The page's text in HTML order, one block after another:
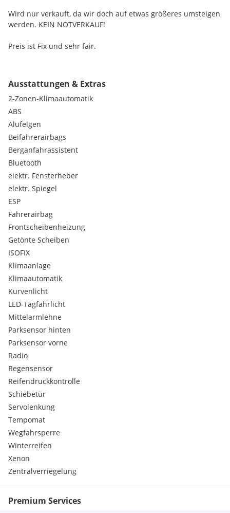
Wird nur verkauft, da wir doch auf etwas größeres umsteigen
werden. KEIN NOTVERKAUF!
Preis ist Fix und sehr fair.
einwandfrei.
2 Schlüssel vorhanden, Zahnriemen wurde bei 174.450 km
getauscht.
Es ist noch angemeldet und kann gerne in Feldkirchen bei
Graz besichtigt werden.
Bitte nur seriöse Angebote!
Privatverkauf, keine Garantie oder Rücknahme.
Ausstattungen & Extras
2-Zonen-Klimaautomatik
ABS
Alufelgen
Beifahrerairbags
Berganfahrassistent
Bluetooth
elektr. Fensterheber
elektr. Spiegel
ESP
Fahrerairbag
Frontscheibenheizung
Getönte Scheiben
ISOFIX
Klimaanlage
Klimaautomatik
Kurvenlicht
LED-Tagfahrlicht
Mittelarmlehne
Parksensor hinten
Parksensor vorne
Radio
Regensensor
Reifendruckkontrolle
Schiebetür
Servolenkung
Tempomat
Wegfahrsperre
Winterreifen
Xenon
Zentralverriegelung
Premium Services